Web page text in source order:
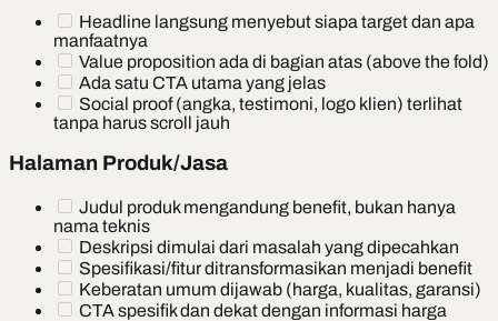
Headline langsung menyebut siapa target dan apa
manfaatnya
Value proposition ada di bagian atas (above the fold)
Ada satu CTA utama yang jelas
Social proof (angka, testimoni, logo klien) terlihat
tanpa harus scroll jauh
Halaman Produk/Jasa
Judul produk mengandung benefit, bukan hanya
nama teknis
Deskripsi dimulai dari masalah yang dipecahkan
Spesifikasi/fitur ditransformasikan menjadi benefit
Keberatan umum dijawab (harga, kualitas, garansi)
CTA spesifik dan dekat dengan informasi harga